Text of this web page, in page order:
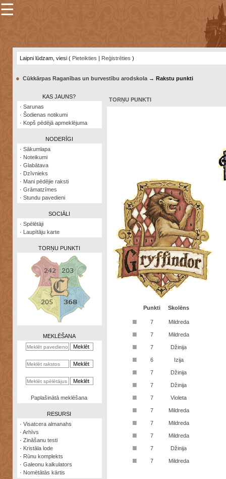
×
Šodienas
notikumi
Visatcera
almanahs
Arhīvs
Zināšanu
kalkulators
Nomētātās
☰
Laipni lūdzam, viesi ( Pieteikties | Reģistrēties )
● Cūkkārpas Raganības un burvestību arodskola → Rakstu punkti
KAS JAUNS?
·Sarunas
·Šodienas notikumi
· Kopš pēdējā apmeklējuma
NODERĪGI
·Sākumlapa
· Noteikumi
·Glabātava
· Dzīvnieks
· Mani pēdējie raksti
·Grāmatzīmes
·Stundu pavedieni
SOCIĀLI
·Spēlētāji
· Laupītāju karte
TORŅU PUNKTI
MEKLĒŠANA
Paplašinātā meklēšana
RESURSI
·Visatcera almanahs
·Arhīvs
·Zināšanu testi
· Kristāla lode
· Rūnu komplekts
·Galeonu kalkulators
· Nomētātās kārtis
TORŅU PUNKTI
Punkti Skolēns
■ 7 Mildreda
■ 7 Mildreda
■ 7 Džinija
■ 6 Izija
■ 7 Džinija
■ 7 Džinija
■ 7 Violeta
■ 7 Mildreda
■ 7 Mildreda
■ 7 Mildreda
■ 7 Džinija
■ 7 Mildreda